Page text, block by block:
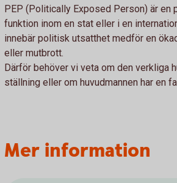
PEP (Politically Exposed Person) är
funktion inom en stat eller i en
innebär politisk utsatthet medför en
eller mutbrott.
Därför behöver vi veta om den verkliga
ställning eller om huvudmannen har en
Mer information